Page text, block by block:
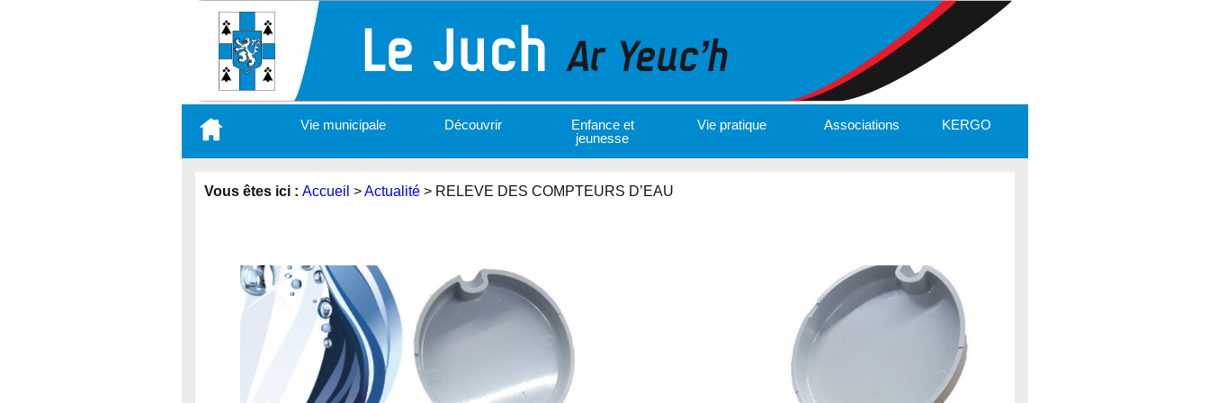
contenu
Vie municipale Découvrir
Enfance et
jeunesse
Vie pratique Associations KERGO
Vous êtes ici : Accueil >Actualité> RELEVE DES COMPTEURS D’EAU